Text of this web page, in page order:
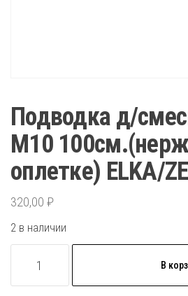
Подводка д/
М10
оплетке) ELKA/
320,00 ₽
2 в наличии
товара
В